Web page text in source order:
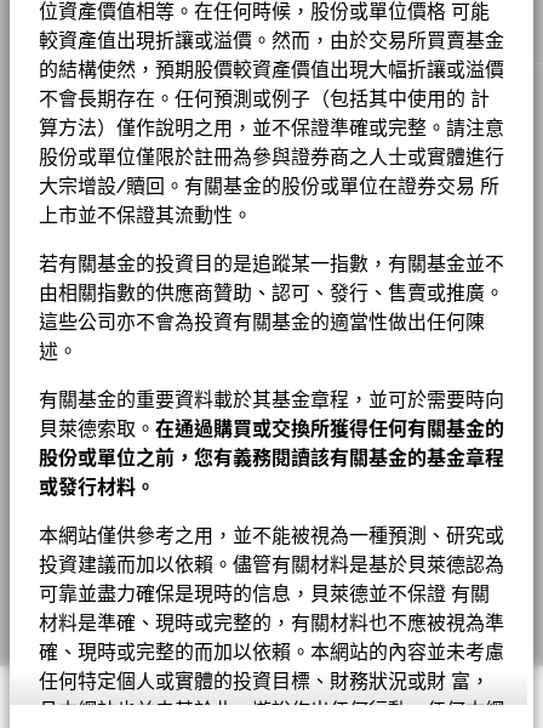
位資產價值相等。在任何時候，股份或單位價格 可能
較資產值出現折讓或溢價。然而，由於交易所買賣基金
的結構使然，預期股價較資產價值出現大幅折讓或溢價
不會長期存在。任何預測或例子（包括其中使用的 計
算方法）僅作說明之用，並不保證準確或完整。請注意
股份或單位僅限於註冊為參與證券商之人士或實體進行
大宗增設/贖回。有關基金的股份或單位在證券交易 所
上市並不保證其流動性。
若有關基金的投資目的是追蹤某一指數，有關基金並不
由相關指數的供應商贊助、認可、發行、售賣或推廣。
這些公司亦不會為投資有關基金的適當性做出任何陳
述。
有關基金的重要資料載於其基金章程，並可於需要時向
貝萊德索取。 在通過購買或交換所獲得任何有關基金的
股份或單位之前，您有義務閱讀該有關基金的基金章程
或發行材料。
本網站僅供參考之用，並不能被視為一種預測、研究或
投資建議而加以依賴。儘管有關材料是基於貝萊德認為
可靠並盡力確保是現時的信息，貝萊德並不保證 有關
材料是準確、現時或完整的，有關材料也不應被視為準
確、現時或完整的而加以依賴。本網站的內容並未考慮
任何特定個人或實體的投資目標、財務狀況或財 富，
年度回報(%) 參考指標 1
2016201720182019202020212022202320242025
-20
End of interactive chart.
2016 2017 2018 2019 2020 2021 2022
年
回
報
(%)
EUR
12.52 22.14 -12.71 23.96 11.25 4.04 -12.78
參
考
指
標 1
EUR
8.60 24.48 -10.05 20.34 14.70 2.52 -14.41
表現已扣除持續徵收的收費，惟不包括認購和贖回費用。
往績並非未來表現的指引。投資者或未能取回投資的全部本金。
表現按該時期的資產淨值計算，股息再作投資。表現數據已扣除費
用。
股份成立日期
2008年4月28日
貨幣(本地)
EUR
資產類別
股票
SFDR分類
其他
管理費
0.75%
管理費 (部分基金/股份類別包括
分銷費)
最低首次投資額
USD 100000
收入用途
累積
晨星分類
Asia ex-Japan Equity
交易頻率
每日
有關費用詳情, 請參閱基金章程。
截至 -
Morningstar, Inc. 版權所有。
ALCHIP TECHNOLOGIES LTD
2.64
WUXI APPTEC CO LTD
2.47
CONTEMPORARY AMPEREX TECHNOLOGY CO LTD
2.28
基金以主動方式管理，而其成分將會變動。所示持倉僅供說明用
所示日期並可予更改。
投資或會更改
非必需消費品
7.61 7.70
-0.08
醫療保健
2.47 2.49
-0.02
現金
2.42 0.03
2.40
原材料
2.29 2.98
-0.69
能源
2.24 1.98
0.26
顯示全部
負比重可能是因特定情況（包括基金購入證券的交易和結算日時
差）及／或為增加或減少市場風險及／或風險管理而利用若干金融
工具（包括衍生工具）所致。投資分佈或會更改。 由於四捨五
入，總額可能不等於100%。
A2 對沖股份
AUD 21.28 0.21 1.00
2026年8月7日
A2 對沖股份
EUR 18.72 0.18 0.97
2026年8月7日
A4
GBP 51.20 0.45 0.89
2026年8月7日
A5
GBP 10.55 0.10 0.96 2026年8月7日
1 至 10 全部: 21 Previous
1 2 3
除特別註明外，所有資料截至月底。
風險調整後的最佳回報，我們管理可能影響投資組合的重大風險和
機會，包括財務上重大的環境、社會和/或治理（ESG）數據或資
料（如有）。請參閱我們的《貝萊德ESG整合聲明》，以了解有關
此方法的更多資料，並參閱基金文件，以了解這些重大風險如何在
本産品中被考慮（如適用）。
貝萊德全球基金 – 基⾦產品資料概要
貝萊德亞洲巨龍基金產品資料概要
BGF股息組成資料 (每月)
貝萊德全球基金 - 最新每月派息
BGF股息組成資料 (每季)
貝萊德全球基金年報及賬目 - 只提供英文版本
集團
工作機會
新聞中心
投資者關係
法律通知
私隱通知
業務連續性
Cookie通知
Manage cookies
© 2026 BlackRock, Inc版權所有